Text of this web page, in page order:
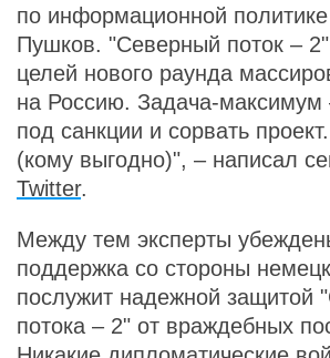
по информационной
Пушков. "Северный поток –
целей нового раунда
на Россию. Задача-максимум
под санкции и сорвать
(кому выгодно)", – написал
Twitter.
Между тем эксперты
поддержка со стороны
послужит надежной защитой
потока – 2" от враждебных